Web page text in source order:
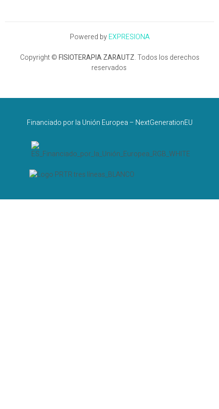
Copyright ©FISIOTERAPIA ZARAUTZ. Todos los derechos
reservados
Powered byEXPRESIONA
Financiado por la Unión Europea – NextGenerationEU